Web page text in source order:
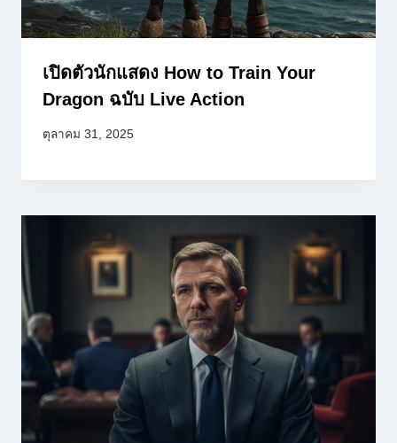
เปิดตัวนักแสดง How to Train Your
Dragon ฉบับ Live Action
ตุลาคม 31, 2025